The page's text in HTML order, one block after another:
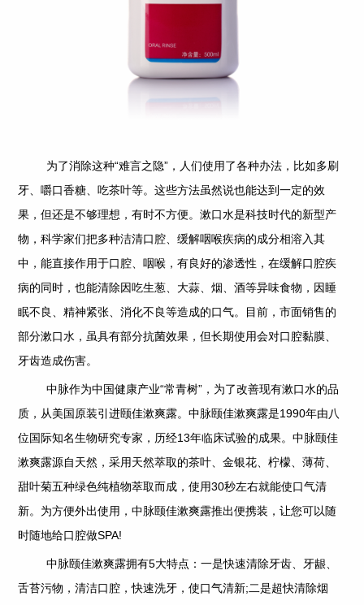
为了消除这种“难言之隐”，人们使用了各种办法，比如多刷
牙、嚼口香糖、吃茶叶等。这些方法虽然说也能达到一定的效
果，但还是不够理想，有时不方便。漱口水是科技时代的新型产
物，科学家们把多种洁清口腔、缓解咽喉疾病的成分相溶入其
中，能直接作用于口腔、咽喉，有良好的渗透性，在缓解口腔疾
病的同时，也能清除因吃生葱、大蒜、烟、酒等异味食物，因睡
眠不良、精神紧张、消化不良等造成的口气。目前，市面销售的
部分漱口水，虽具有部分抗菌效果，但长期使用会对口腔黏膜、
牙齿造成伤害。
中脉作为中国健康产业“常青树”，为了改善现有漱口水的品
质，从美国原装引进颐佳漱爽露。中脉颐佳漱爽露是1990年由八
位国际知名生物研究专家，历经13年临床试验的成果。中脉颐佳
漱爽露源自天然，采用天然萃取的茶叶、金银花、柠檬、薄荷、
甜叶菊五种绿色纯植物萃取而成，使用30秒左右就能使口气清
新。为方便外出使用，中脉颐佳漱爽露推出便携装，让您可以随
时随地给口腔做SPA!
中脉颐佳漱爽露拥有5大特点：一是快速清除牙齿、牙龈、
舌苔污物，清洁口腔，快速洗牙，使口气清新;二是超快清除烟